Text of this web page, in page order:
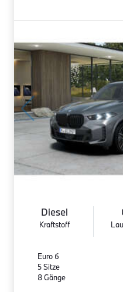
Diesel
Kraftstoff
Euro 6
5 Sitze
8 Gänge